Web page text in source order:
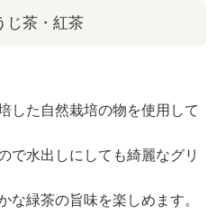
じ茶・紅茶
した自然栽培の物を使用して
で水出しにしても綺麗なグリ
な緑茶の旨味を楽しめます。